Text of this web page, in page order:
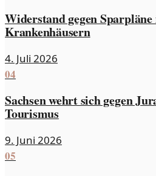
Widerstand gegen
Krankenhäusern
4. Juli 2026
04
Sachsen wehrt sich gegen
Tourismus
9. Juni 2026
05